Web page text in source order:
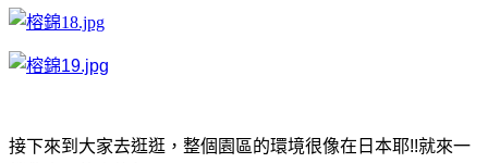
接下來到大家去逛逛，整個園區的環境很像在日本耶!!就來一